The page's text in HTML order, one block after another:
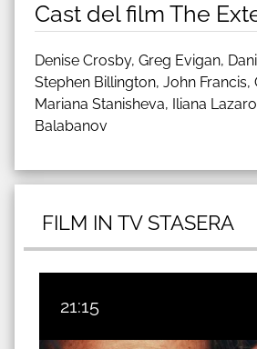
Cast del film The
Denise Crosby, Greg Evigan,
Stephen Billington, John Francis,
Mariana Stanisheva, Iliana
Balabanov
FILM IN TV STASERA
21:15